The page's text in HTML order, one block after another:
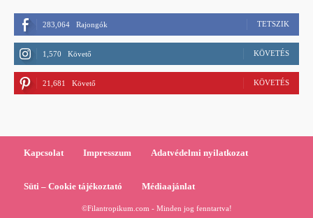
283,064 Rajongók TETSZIK
1,570 Követő KÖVETÉS
21,681 Követő KÖVETÉS
Kapcsolat Impresszum Adatvédelmi nyilatkozat
Süti – Cookie tájékoztató Médiaajánlat
©Filantropikum.com - Minden jog fenntartva!